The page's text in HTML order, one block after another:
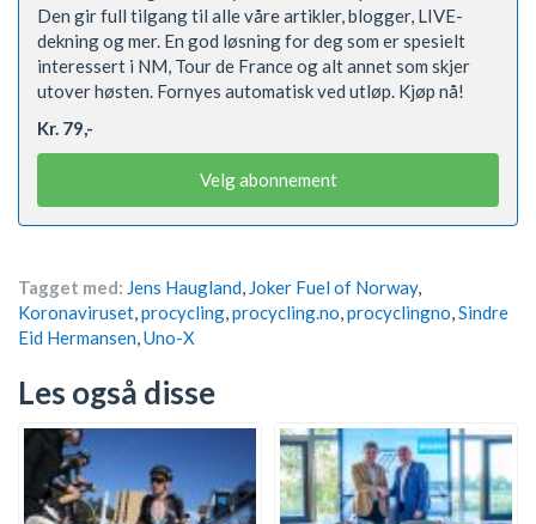
Den gir full tilgang til alle våre artikler, blogger, LIVE-
dekning og mer. En god løsning for deg som er spesielt
interessert i NM, Tour de France og alt annet som skjer
utover høsten. Fornyes automatisk ved utløp. Kjøp nå!
Kr. 79,-
Velg abonnement
Tagget med: Jens Haugland, Joker Fuel of Norway,
Koronaviruset,procycling,procycling.no,procyclingno,Sindre
Eid Hermansen,Uno-X
Les også disse